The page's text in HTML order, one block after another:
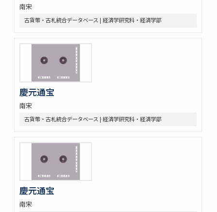
南宋
古貨幣・古札統合データベース | 経済学研究科・経済学部
慶元通宝
南宋
古貨幣・古札統合データベース | 経済学研究科・経済学部
慶元通宝
南宋